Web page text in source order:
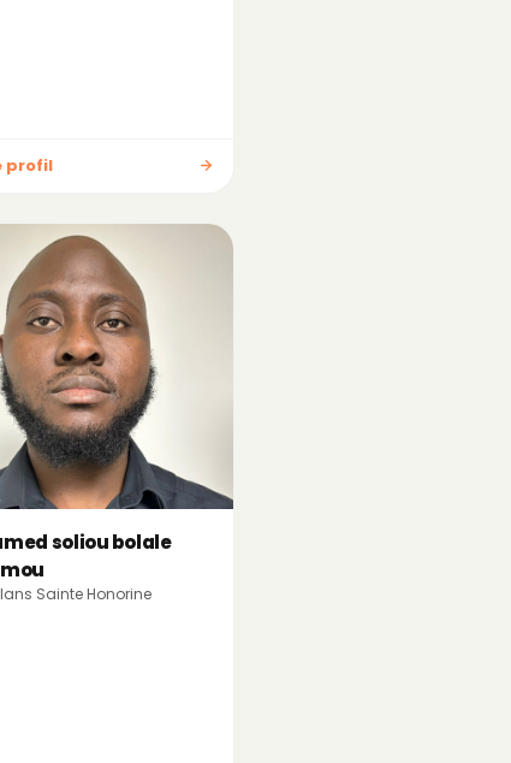
profil
soliou bolale
Sainte Honorine